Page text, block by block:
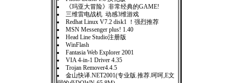
《玛亚大冒险》非常经典的GAME!
三维雷电战机 动感3维游戏
Redhat Linux V7.2 disk1 ！强烈推荐
MSN Messenger plus! 1.40
Head Line Studio注册版
WinFlash
Fantasia Web Explorer 2001
VIA 4-in-1 Driver 4.35
Trojan Remover4.4.5
金山快译.NET2001(专业版.推荐.呵呵,E文